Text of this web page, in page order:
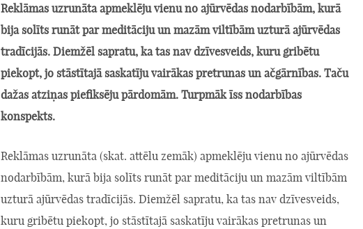
Reklāmas uzrunāta apmeklēju vienu no ajūrvēdas nodarbībām, kurā
bija solīts runāt par meditāciju un mazām viltībām uzturā ajūrvēdas
tradīcijās. Diemžēl sapratu, ka tas nav dzīvesveids, kuru gribētu
piekopt, jo stāstītajā saskatīju vairākas pretrunas un ačgārnības. Taču
dažas atziņas piefiksēju pārdomām. Turpmāk īss nodarbības
konspekts.
Reklāmas uzrunāta (skat. attēlu zemāk) apmeklēju vienu no ajūrvēdas
nodarbībām, kurā bija solīts runāt par meditāciju un mazām viltībām
uzturā ajūrvēdas tradīcijās. Diemžēl sapratu, ka tas nav dzīvesveids,
kuru gribētu piekopt, jo stāstītajā saskatīju vairākas pretrunas un